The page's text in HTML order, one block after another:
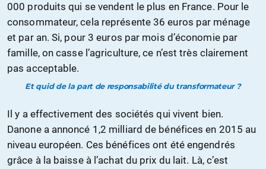
000 produits qui se vendent le plus en France. Pour le
consommateur, cela représente 36 euros par ménage
et par an. Si, pour 3 euros par mois d’économie par
famille, on casse l’agriculture, ce n’est très clairement
pas acceptable.
Et quid de la part de responsabilité du transformateur ?
Il y a effectivement des sociétés qui vivent bien.
Danone a annoncé 1,2 milliard de bénéfices en 2015 au
niveau européen. Ces bénéfices ont été engendrés
grâce à la baisse à l’achat du prix du lait. Là, c’est